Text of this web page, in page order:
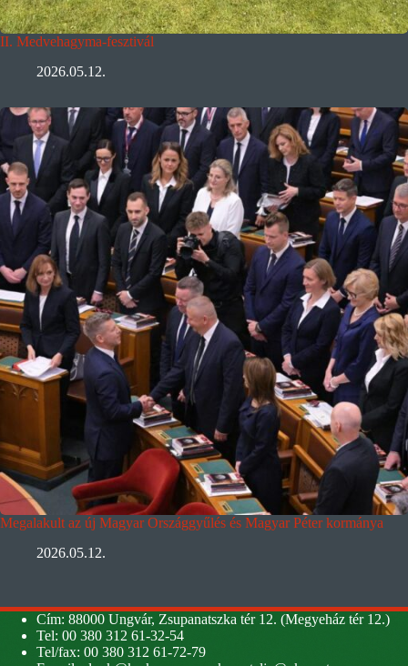
II. Medvehagyma-fesztivál
2026.05.12.
Megalakult az új Magyar Országgyűlés és Magyar Péter kormánya
2026.05.12.
Cím: 88000 Ungvár, Zsupanatszka tér 12. (Megyeház tér 12.)
Tel: 00 380 312 61-32-54
Tel/fax: 00 380 312 61-72-79